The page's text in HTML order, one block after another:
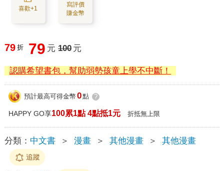
喜歡+1
寫評價
賺金幣
79 折 79 元 100 元
認購希望書包，幫助弱勢孩童上學不中斷！
預計最高可得金幣 0點 ?
HAPPY GO享100累1點 4點抵1元 折抵無上限
分類： 中文書 ＞ 漫畫 ＞ 其他漫畫 ＞ 其他漫畫
追蹤